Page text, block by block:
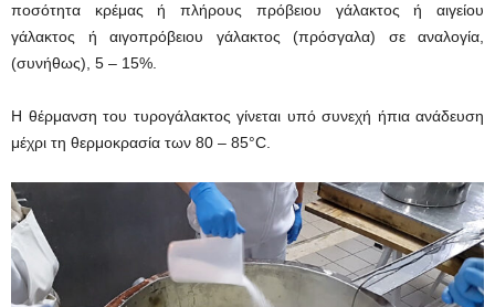
ποσότητα κρέμας ή πλήρους πρόβειου γάλακτος ή αιγείου
γάλακτος ή αιγοπρόβειου γάλακτος (πρόσγαλα) σε αναλογία,
(συνήθως), 5 – 15%.
Η θέρμανση του τυρογάλακτος γίνεται υπό συνεχή ήπια ανάδευση
μέχρι τη θερμοκρασία των 80 – 85°C.